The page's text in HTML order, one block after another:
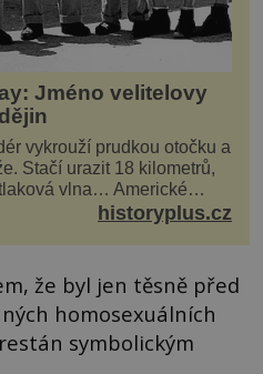
Jméno velitelovy
vykrouží prudkou otočku a
Stačí urazit 18 kilometrů,
vlna… Americké
jadernou bombu ...historyplus.cz
že byl jen těsně před
homosexuálních
symbolickým